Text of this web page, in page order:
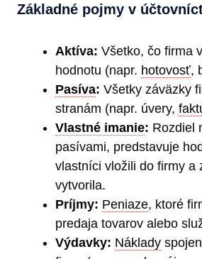
Základné pojmy v
Aktíva: Všetko, čo firma
hodnotu (napr. hotovosť,
Pasíva: Všetky záväzky
stranám (napr. úvery,
Vlastné imanie: Rozdiel
pasívami, predstavuje
vlastníci vložili do firmy a
vytvorila.
Príjmy: Peniaze, ktoré
predaja tovarov alebo
Výdavky: Náklady